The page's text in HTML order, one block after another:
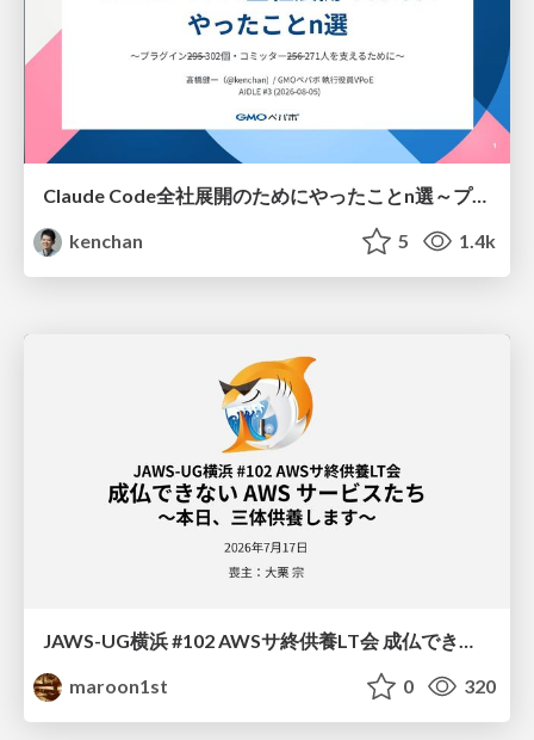
Claude Code全社展開のためにやったことn選～プラグイン302個・コミッター271人を支えるために～
kenchan
5 1.4k
maroon1st
0 320